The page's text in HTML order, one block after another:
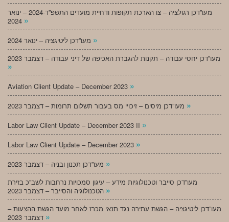
מעו”דכן רגולציה – צו הארכת תקופות ודחיית מועדים התשפ”ד-2024 – ינואר
»
»
מעו”דכן יחסי עבודה – תקנות להגברת האכיפה של דיני עבודה – דצמבר 2023
»
Aviation Client Update – December 2023 »
»
Labor Law Client Update – December 2023 II »
Labor Law Client Update – December 2023 »
»
מעו”דכן סייבר וטכנולוגיות מידע – עיגון סמכויות נרחבות לשב”כ בזירת
»
מעו”דכן ליטיגציה – הגשת עתירה נגד תנאי מכרז לאחר מועד הגשת ההצעות –
»